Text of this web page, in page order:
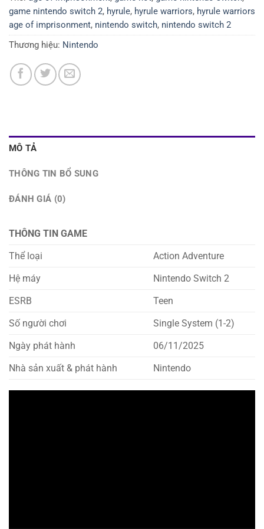
game nintendo switch 2, hyrule, hyrule warriors, hyrule warriors
age of imprisonment, nintendo switch, nintendo switch 2
Thương hiệu: Nintendo
MÔ TẢ
THÔNG TIN BỔ SUNG
ĐÁNH GIÁ (0)
THÔNG TIN GAME
Thể loại
Action Adventure
Hệ máy
Nintendo Switch 2
ESRB
Teen
Số người chơi
Single System (1-2)
Ngày phát hành
06/11/2025
Nhà sản xuất & phát hành
Nintendo